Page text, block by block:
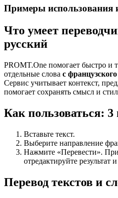
Примеры использования
Что умеет
русский
PROMT.One помогает быстро и
отдельные слова с
Сервис учитывает контекст,
помогает сохранять смысл и
Как пользоваться:
Вставьте текст.
Выберите направление
Нажмите «Перевести».
отредактируйте результат
Перевод текстов и